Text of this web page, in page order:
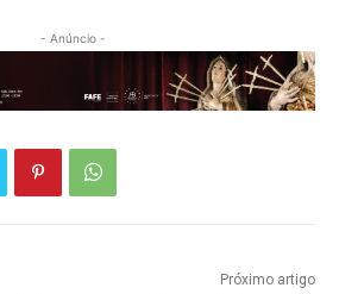
- Anúncio -
Próximo artigo